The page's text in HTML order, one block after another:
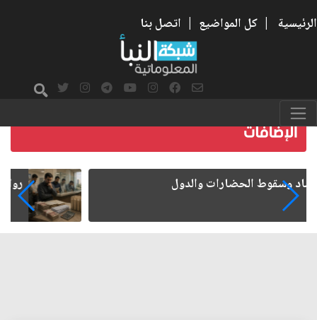
الرئيسية | كل المواضيع | اتصل بنا
رواتب الموظفين على صفيح ساخن